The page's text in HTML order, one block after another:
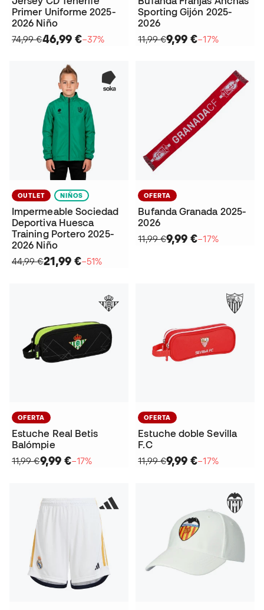
Primer Uniforme 2025-
2026 Niño
74,99 €46,99 €−37%
Sporting Gijón 2025-
2026
11,99 €9,99 €−17%
OUTLET NIÑOS
Impermeable Sociedad
Deportiva Huesca
Training Portero 2025-
2026 Niño
44,99 €21,99 €−51%
OFERTA
Bufanda Granada 2025-
2026
11,99 €9,99 €−17%
OFERTA
Estuche Real Betis
Balómpie
11,99 €9,99 €−17%
OFERTA
Estuche doble Sevilla
F.C
11,99 €9,99 €−17%